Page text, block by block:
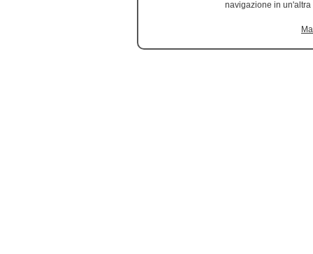
navigazione in